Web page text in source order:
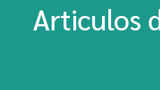
Articulos